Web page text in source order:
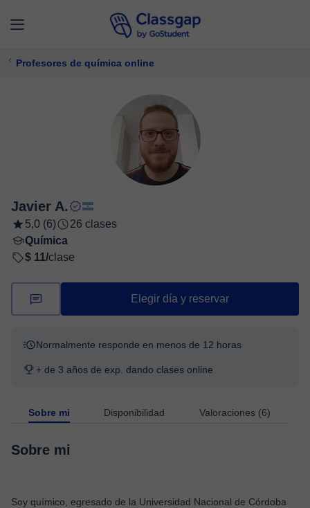
Profesores de química online
Javier A.
5,0 (6)
26 clases
Química
$ 11/clase
Elegir día y reservar
Normalmente responde en menos de 12 horas
+ de 3 años de exp. dando clases online
Sobre mi Disponibilidad Valoraciones (6)
Sobre mi
Soy químico, egresado de la Universidad Nacional de Córdoba